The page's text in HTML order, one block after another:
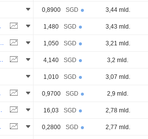
0,8900 SGD 3,44 mld.
1,480 SGD 3,43 mld.
LIMITED 1,050 SGD 3,21 mld.
LIMITED 4,140 SGD 3,2 mld.
1,010 SGD 3,07 mld.
0,9700 SGD 2,9 mld.
LIMITED 16,03 SGD 2,78 mld.
LTD 0,2800 SGD 2,77 mld.